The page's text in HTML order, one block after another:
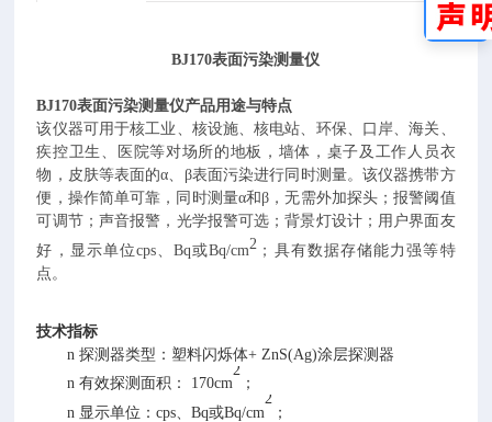
BJ170表面污染测量仪
BJ170表面污染测量仪产品用途与特点
该仪器可用于核工业、核设施、核电站、环保、口岸、海关、
疾控卫生、医院等对场所的地板，墙体，桌子及工作人员衣
物，皮肤等表面的α、β表面污染进行同时测量。该仪器携带方
便，操作简单可靠，同时测量α和β，无需外加探头；报警阈值
可调节；声音报警，光学报警可选；背景灯设计；用户界面友
好，显示单位cps、Bq或Bq/cm2 ；具有数据存储能力强等特
点。
技术指标
n探测器类型：塑料闪烁体+ ZnS(Ag)涂层探测器
n有效探测面积： 170cm
2
；
n 显示单位：cps、Bq或Bq/cm
2
；